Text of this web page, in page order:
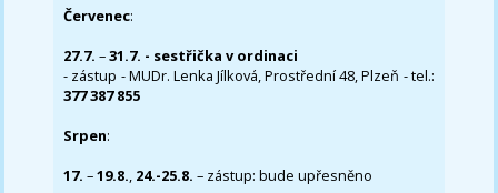
Červenec:
27.7.–31.7. - sestřička v ordinaci
- zástup - MUDr. Lenka Jílková, Prostřední 48, Plzeň - tel.:
377 387 855
Srpen:
17. –19.8., 24.-25.8. – zástup: bude upřesněno